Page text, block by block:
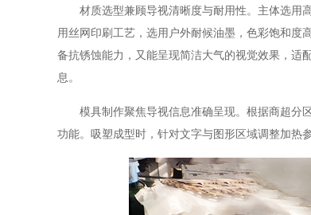
材质选型兼顾导视清晰度与耐用性。主体选用高
用丝网印刷工艺，选用户外耐候油墨，色彩饱和度
备抗锈蚀能力，又能呈现简洁大气的视觉效果，适
息。
模具制作聚焦导视信息准确呈现。根据商超分区
功能。吸塑成型时，针对文字与图形区域调整加热